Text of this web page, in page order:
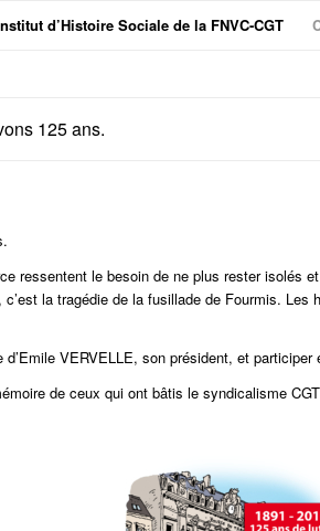
d’Histoire Sociale de la FNVC-CGT
125 ans.
ressentent le besoin de ne plus rester isolés
la tragédie de la fusillade de Fourmis.
VERVELLE, son président, et
de ceux qui ont bâtis le syndicalisme